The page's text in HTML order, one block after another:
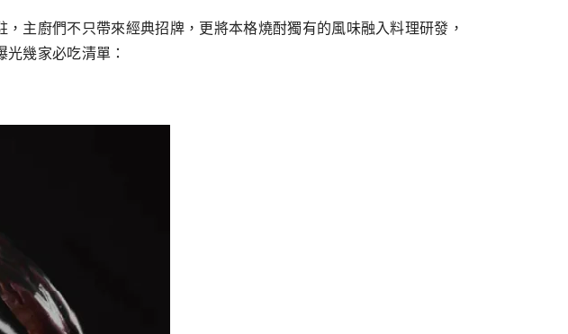
主廚們不只帶來經典招牌，更將本格燒酎獨有的風味融入料理研發，
幾家必吃清單：